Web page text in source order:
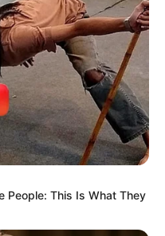
People: This Is What They